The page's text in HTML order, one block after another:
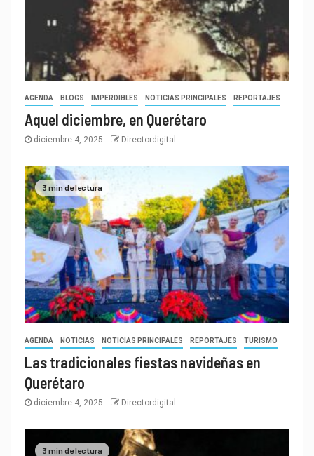
AGENDA BLOGS IMPERDIBLES NOTICIAS PRINCIPALES REPORTAJES
Aquel diciembre, en Querétaro
diciembre 4, 2025 Directordigital
3 min de lectura
AGENDA NOTICIAS NOTICIAS PRINCIPALES REPORTAJES TURISMO
Las tradicionales fiestas navideñas en
Querétaro
diciembre 4, 2025 Directordigital
3 min de lectura